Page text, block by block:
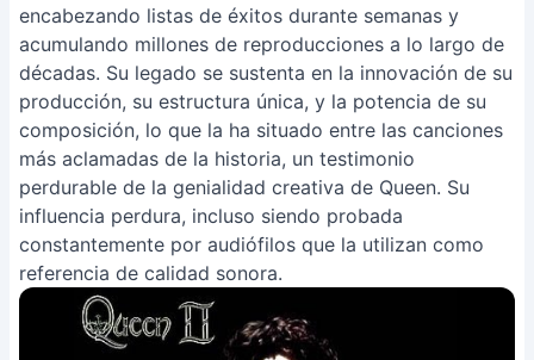
encabezando listas de éxitos durante semanas y
acumulando millones de reproducciones a lo largo de
décadas. Su legado se sustenta en la innovación de su
producción, su estructura única, y la potencia de su
composición, lo que la ha situado entre las canciones
más aclamadas de la historia, un testimonio
perdurable de la genialidad creativa de Queen. Su
influencia perdura, incluso siendo probada
constantemente por audiófilos que la utilizan como
referencia de calidad sonora.